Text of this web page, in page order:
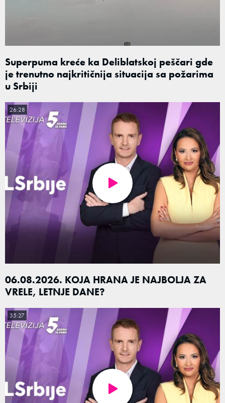
Superpuma kreće ka Deliblatskoj peščari gde
je trenutno najkritičnija situacija sa požarima
u Srbiji
06.08.2026. KOJA HRANA JE NAJBOLJA ZA
VRELE, LETNJE DANE?
26:28
35:27